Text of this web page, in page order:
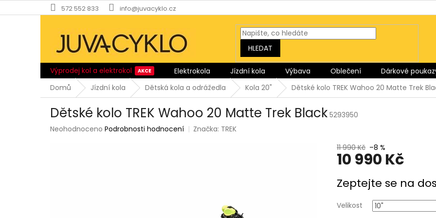
na
572 552 833 info@juvacyklo.cz
HLEDAT
Výprodej kol a elektrokol Elektrokola Jízdní kola Výbava Oblečení Dárkové
Domů
Jízdní kola Dětská kola a odrážedla Kola 20" Dětské kolo TREK Wahoo 20 Matte Trek
Dětské kolo TREK Wahoo 20 Matte Trek Black 5293950
Průměrné
Neohodnoceno Podrobnosti hodnocení Značka: TREK
11 990 Kč –8 %
10 990 Kč
cena:
Zeptejte se na
Velikost